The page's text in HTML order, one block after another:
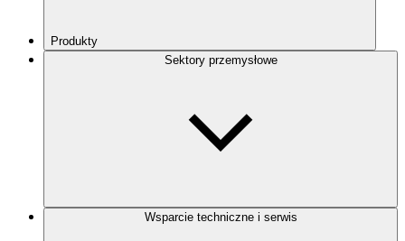
Produkty
Sektory przemysłowe
Wsparcie techniczne i serwis